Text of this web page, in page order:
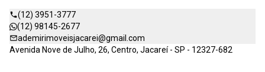
(12) 3951-3777
(12) 98145-2677
ademirimoveisjacarei@gmail.com
Avenida Nove de Julho, 26, Centro, Jacareí - SP - 12327-682